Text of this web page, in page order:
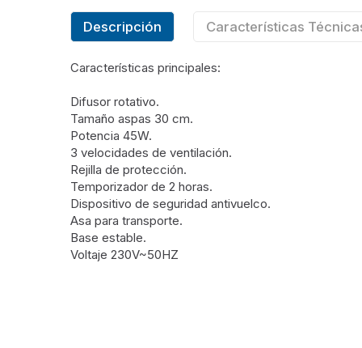
Descripción Características
Características principales:
Difusor rotativo.
Tamaño aspas 30 cm.
Potencia 45W.
3 velocidades de ventilación.
Rejilla de protección.
Temporizador de 2 horas.
Dispositivo de seguridad antivuelco.
Asa para transporte.
Base estable.
Voltaje 230V~50HZ